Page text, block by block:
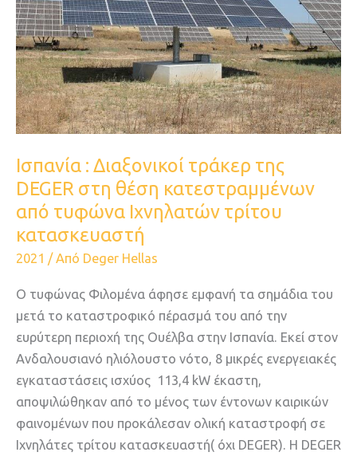
Iσπανία : Διαξονικοί τράκερ της
DEGER στη θέση κατεστραμμένων
από τυφώνα Ιχνηλατών τρίτου
κατασκευαστή
2021 / Από Deger Hellas
Ο τυφώνας Φιλομένα άφησε εμφανή τα σημάδια του
μετά το καταστροφικό πέρασμά του από την
ευρύτερη περιοχή της Ουέλβα στην Ισπανία. Εκεί στον
Ανδαλουσιανό ηλιόλουστο νότο, 8 μικρές ενεργειακές
εγκαταστάσεις ισχύος 113,4 kW έκαστη,
αποψιλώθηκαν από το μένος των έντονων καιρικών
φαινομένων που προκάλεσαν ολική καταστροφή σε
Ιχνηλάτες τρίτου κατασκευαστή( όχι DEGER). Η DEGER
της
DEGER
στη
θέση
κατεστραμμένων
από
Ιχνηλατών
τρίτου
κατασκευαστή